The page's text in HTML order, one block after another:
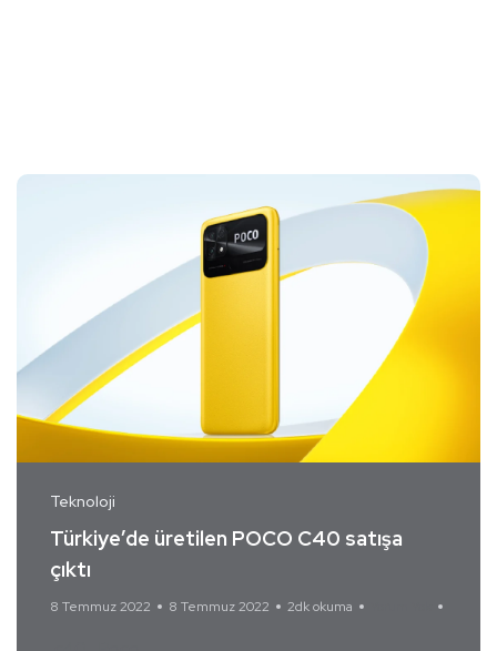
Teknoloji
Türkiye’de üretilen POCO C40 satışa
çıktı
8 Temmuz 2022 8 Temmuz 2022 2dk okuma